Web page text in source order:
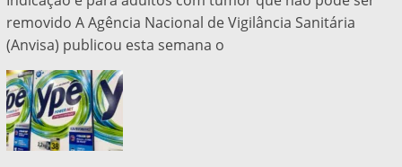
removido A Agência Nacional de Vigilância Sanitária
(Anvisa) publicou esta semana o